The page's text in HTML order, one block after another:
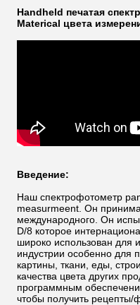
Handheld печатая
Materical цвета
Введение:
Наш спектрофотометр
measurmeent. Он
международного. Он
D/8 которое
широко использован для
индустрии особенно для
картины, ткани, еды,
качества цвета других
программным
чтобы получить рецепты/